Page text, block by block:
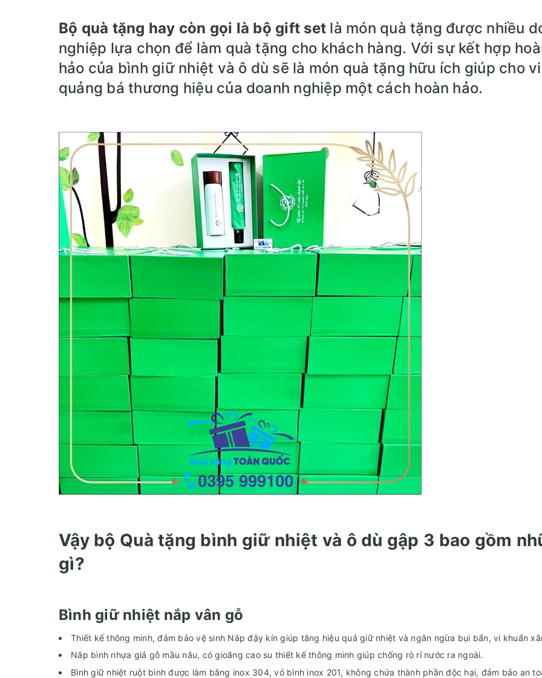
Bộ quà tặng hay còn gọi là bộ gift set là món quà tặng được nhiều
nghiệp lựa chọn để làm quà tặng cho khách hàng. Với sự kết hợp
hảo của bình giữ nhiệt và ô dù sẽ là món quà tặng hữu ích giúp cho
quảng bá thương hiệu của doanh nghiệp một cách hoàn hảo.
Vậy bộ Quà tặng bình giữ nhiệt và ô dù gập 3 bao gồm
gì?
Bình giữ nhiệt nắp vân gỗ
Thiết kế thông minh, đảm bảo vệ sinh Nắp đậy kín giúp tăng hiệu quả giữ nhiệt và ngăn ngừa bụi bẩn, vi khuẩn
Nắp bình nhựa giả gỗ mầu nâu, có gioăng cao su thiết kế thông minh giúp chống rò rỉ nước ra ngoài.
Bình giữ nhiệt ruột bình được làm bằng inox 304, vỏ bình inox 201, không chứa thành phần độc hại, đảm bảo an